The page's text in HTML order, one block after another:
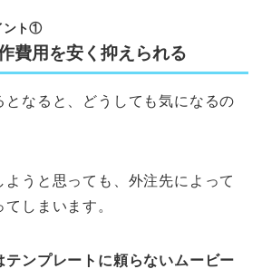
ント①
費用を安く抑えられる
となると、どうしても気になるの
ようと思っても、外注先によって
しまいます。
テンプレートに頼らないムービー